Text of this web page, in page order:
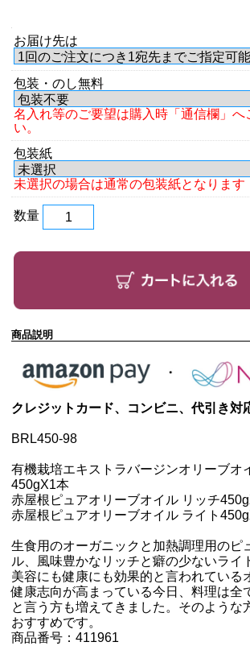
お届け先は
包装・のし無料
名入れ等のご要望は購入時「通信欄」へ
い。
包装紙
未選択の場合は通常の包装紙となります
数量
商品説明
クレジットカード、コンビニ、代引き対
BRL450-98
有機栽培エキストラバージンオリーブオ
450gX1本
赤屋根ピュアオリーブオイル リッチ450g
赤屋根ピュアオリーブオイル ライト450g
生食用のオーガニックと加熱調理用のピ
ル、風味豊かなリッチと癖の少ないライ
美容にも健康にも効果的と言われている
健康志向が高まっている今日、料理は全
と言う方も増えてきました。そのような
おすすめです。
商品番号：411961